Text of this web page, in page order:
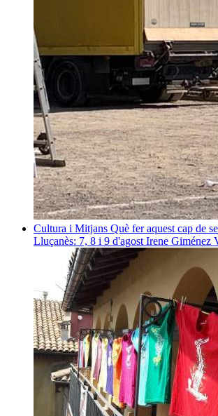
Cultura i Mitjans Què fer aquest cap de
Lluçanès: 7, 8 i 9 d'agost Irene Giménez